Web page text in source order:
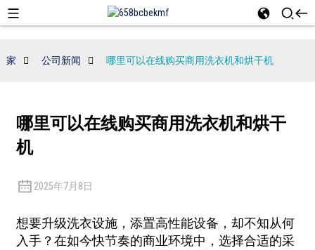
家 公司新闻 哪里可以在线购买商用洗衣机和烘干机
哪里可以在线购买商用洗衣机和烘干
机
2025年7月8日
想要升级洗衣设施，添置高性能设备，却不知从何
入手？在如今快节奏的商业环境中，选择合适的采